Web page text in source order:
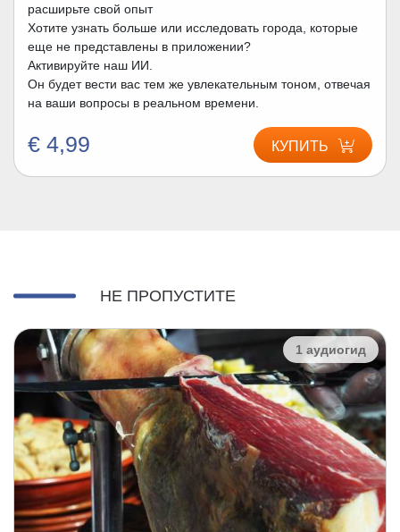
расширьте свой опыт
Хотите узнать больше или исследовать города, которые
еще не представлены в приложении?
Активируйте наш ИИ.
Он будет вести вас тем же увлекательным тоном, отвечая
на ваши вопросы в реальном времени.
€ 4,99 КУПИТЬ
НЕ ПРОПУСТИТЕ
1 аудиогид